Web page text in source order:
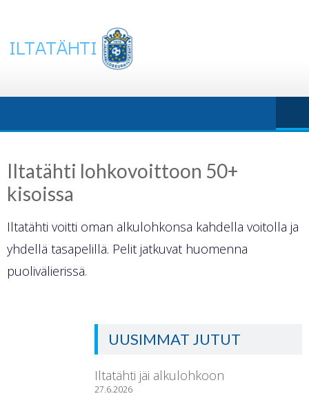
content
Iltatähti lohkovoittoon 50+
kisoissa
Iltatähti voitti oman alkulohkonsa kahdella voitolla ja
yhdellä tasapelillä. Pelit jatkuvat huomenna
puolivälierissä.
UUSIMMAT JUTUT
Iltatähti jäi alkulohkoon
27.6.2026